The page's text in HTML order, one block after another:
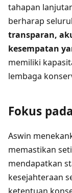
tahapan
berharap
transparan,
kesempatan
memiliki
lembaga
Fokus
Aswin
memastikan
mendapatkan
kesejahteraan